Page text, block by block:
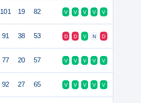
101 19 82 V V V V V
91 38 53 D D V N D
77 20 57 V V V V V
92 27 65 V V V V V